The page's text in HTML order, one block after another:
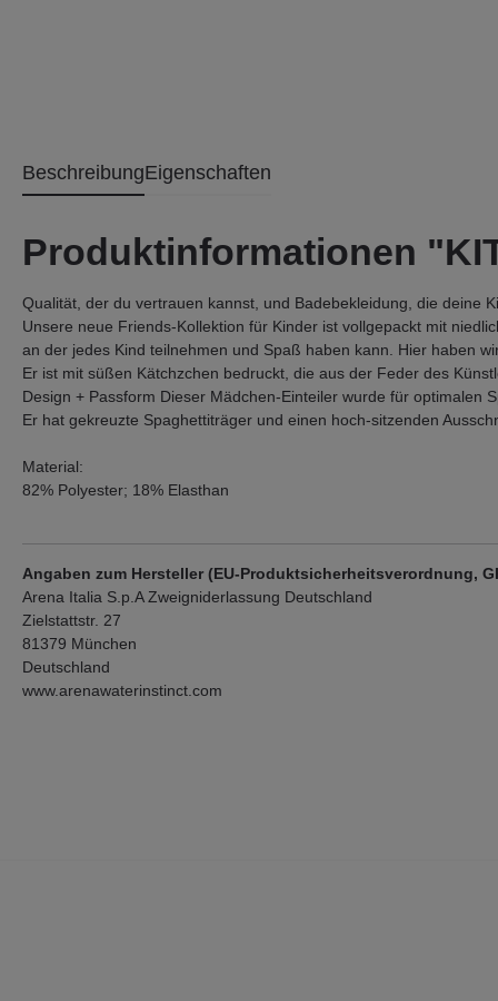
BeschreibungEigenschaften
Produktinformationen
Qualität, der du vertrauen kannst, und Badebekleidung, die deine
Unsere neue Friends-Kollektion für Kinder ist vollgepackt mit
an der jedes Kind teilnehmen und Spaß haben kann. Hier haben
Er ist mit süßen Kätchzchen bedruckt, die aus der Feder des
Design + Passform Dieser Mädchen-Einteiler wurde für optimalen
Er hat gekreuzte Spaghettiträger und einen hoch-sitzenden
Material:
82% Polyester; 18% Elasthan
Angaben zum Hersteller (EU-Produktsicherheitsverordnung,
Arena Italia S.p.A Zweigniderlassung Deutschland
Zielstattstr. 27
81379 München
Deutschland
www.arenawaterinstinct.com